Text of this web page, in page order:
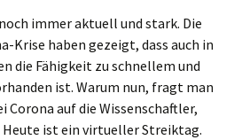
immer aktuell und stark. Die
Krise haben gezeigt, dass auch in
die Fähigkeit zu schnellem und
ist. Warum nun, fragt man
auf die Wissenschaftler,
ist ein virtueller Streiktag.